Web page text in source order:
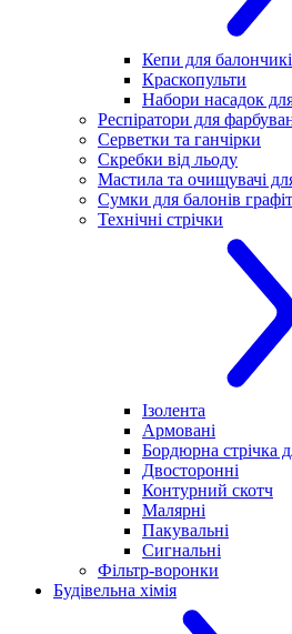
Кепи для
Краскопульти
Набори насадок
Респіратори для
Серветки та ганчірки
Скребки від льоду
Мастила та очищувачі
Сумки для балонів
Технічні стрічки
Ізолента
Армовані
Бордюрна стрічка
Двосторонні
Контурний скотч
Малярні
Пакувальні
Сигнальні
Фільтр-воронки
Будівельна хімія